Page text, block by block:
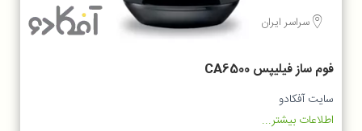
سراسر ایران
فوم ساز فیلیپس CA6500
سایت آفکادو
اطلاعات بیشتر...